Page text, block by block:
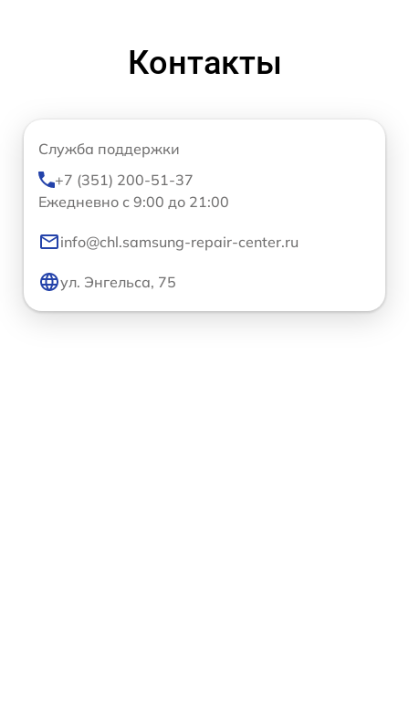
Контакты
Служба поддержки
+7 (351) 200-51-37
Ежедневно с 9:00 до 21:00
info@chl.samsung-repair-center.ru
ул. Энгельса, 75